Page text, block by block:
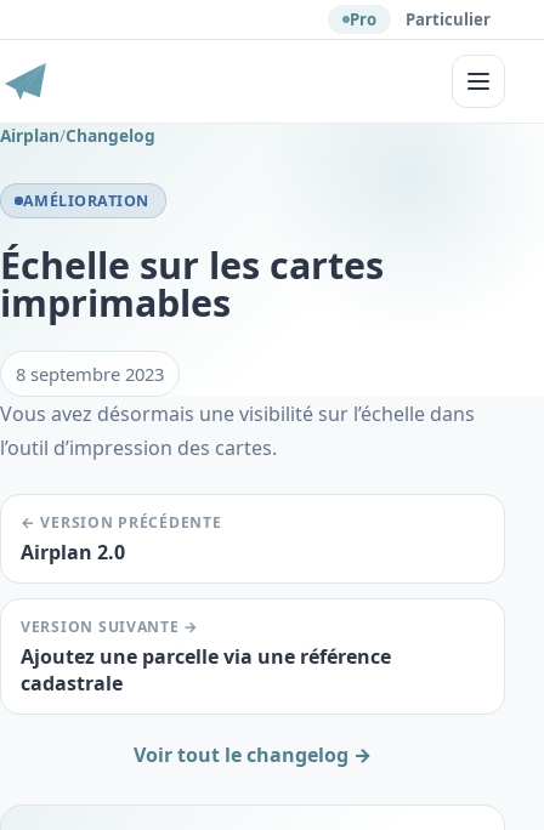
Pro Particulier
Menu
Airplan/Changelog
AMÉLIORATION
Échelle sur les cartes
imprimables
8 septembre 2023
Vous avez désormais une visibilité sur l’échelle dans
l’outil d’impression des cartes.
← VERSION PRÉCÉDENTE
Airplan 2.0
VERSION SUIVANTE →
Ajoutez une parcelle via une référence
cadastrale
Voir tout le changelog →